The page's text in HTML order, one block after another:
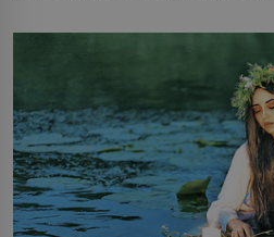
milostpaní. Stačí jenom na
množství růžového mušelínu.